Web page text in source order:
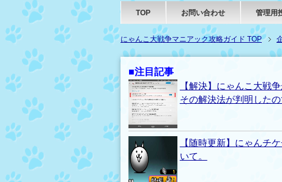
TOP お問い合わせ 管理用
にゃんこ大戦争マニアック攻略ガイド TOP
■注目記事
【解決】にゃんこ大戦
その解決法が判明した
【随時更新】にゃんチ
いて。